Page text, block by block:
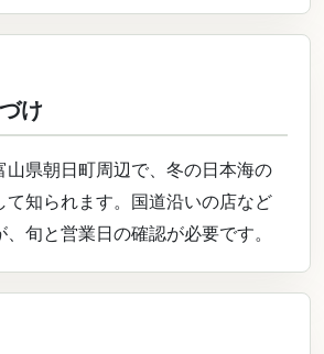
け
山県朝日町周辺で、冬の日本海の
て知られます。国道沿いの店など
旬と営業日の確認が必要です。